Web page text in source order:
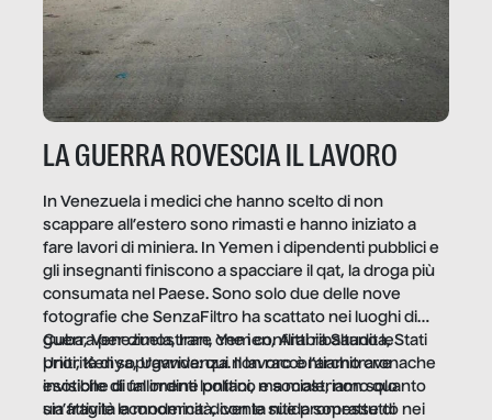
LA GUERRA ROVESCIA IL LAVORO
In Venezuela i medici che hanno scelto di non
scappare all’estero sono rimasti e hanno iniziato a
fare lavori di miniera. In Yemen i dipendenti pubblici e
gli insegnanti finiscono a spacciare il qat, la droga più
consumata nel Paese. Sono solo due delle nove
fotografie che SenzaFiltro ha scattato nei luoghi di
guerra per dimostrare che i conflitti ribaltano le
priorità di sopravvivenza. Il lavoro è l’architrave
invisibile di un ordine politico e sociale, non solo
un’attività economica: diventa nitida soprattutto nei
Cuba, Venezuela, Iran, Yemen, Arabia Saudita, Stati
Uniti, Kenya, Uganda: qui non raccontiamo cronache
esotiche di fallimenti lontani, ma mostriamo quanto
sia fragile la modernità, con le sue promesse di